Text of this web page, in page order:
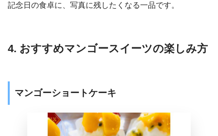
記念日の食卓に、写真に残したくなる一品です。
4. おすすめマンゴースイーツの楽しみ方
マンゴーショートケーキ